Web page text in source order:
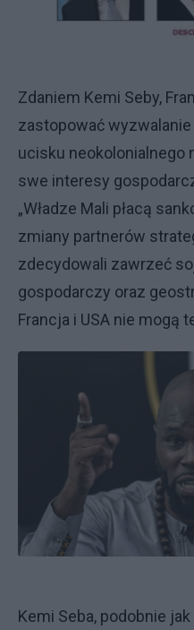
Zdaniem Kemi Seby,
zastopować
ucisku neokolonialnego
swe interesy
„Władze Mali płacą
zmiany partnerów
zdecydowali zawrzeć
gospodarczy oraz
Francja i USA nie mogą
Kemi Seba, podobnie